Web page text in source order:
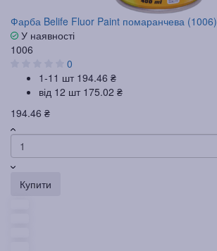
Фарба Belife Fluor Paint помаранчева (1006)
У наявності
1006
0
1-11 шт 194.46 ₴
від 12 шт 175.02 ₴
194.46 ₴
Купити